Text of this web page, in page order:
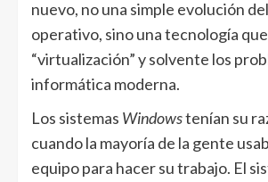
nuevo, no una simple evolución
operativo, sino una tecnología
“virtualización” y solvente los
informática moderna.
Los sistemas Windowstenían su
cuando la mayoría de la gente
equipo para hacer su trabajo. El